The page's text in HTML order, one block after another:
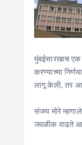
मुंबईसारखाच एक
करण्याच्या
लागू केली, तर
संजय मोरे
जवळीक वाढते